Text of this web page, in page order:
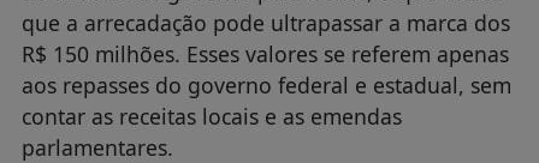
que a arrecadação pode ultrapassar a marca dos
R$ 150 milhões. Esses valores se referem apenas
aos repasses do governo federal e estadual, sem
contar as receitas locais e as emendas
parlamentares.